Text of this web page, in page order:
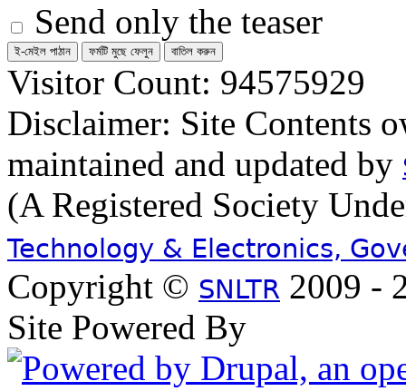
Send only the teaser
Visitor Count: 94575929
Disclaimer: Site Contents
maintained and updated by
(A Registered Society
Technology & Electronics,
Copyright © SNLTR 2009 -
Site Powered By